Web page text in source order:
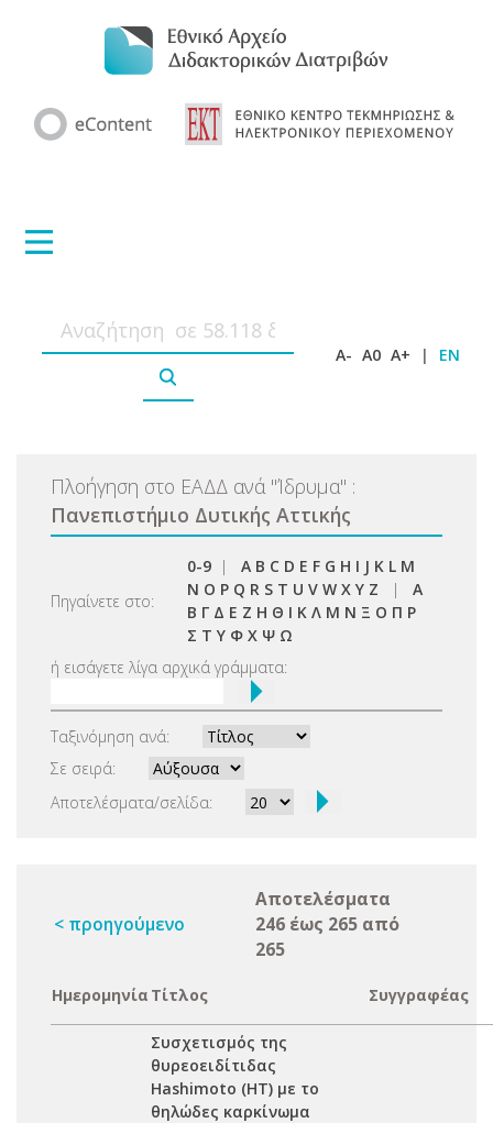
A- A0 A+ | EN
Πλοήγηση στο ΕΑΔΔ ανά "Ίδρυμα" :
Πανεπιστήμιο Δυτικής Αττικής
Πηγαίνετε στο:
0-9 | A B C D E F G H I J K L M
N O P Q R S T U V W X Y Z | Α
Β Γ Δ Ε Ζ Η Θ Ι Κ Λ Μ Ν Ξ Ο Π Ρ
Σ Τ Υ Φ Χ Ψ Ω
ή εισάγετε λίγα αρχικά γράμματα:
Ταξινόμηση ανά:
Σε σειρά:
Αποτελέσματα/σελίδα:
< προηγούμενο
Αποτελέσματα
246 έως 265 από
265
Ημερομηνία Τίτλος Συγγραφέας
Συσχετισμός της
θυρεοειδίτιδας
Hashimoto (HT) με το
θηλώδες καρκίνωμα